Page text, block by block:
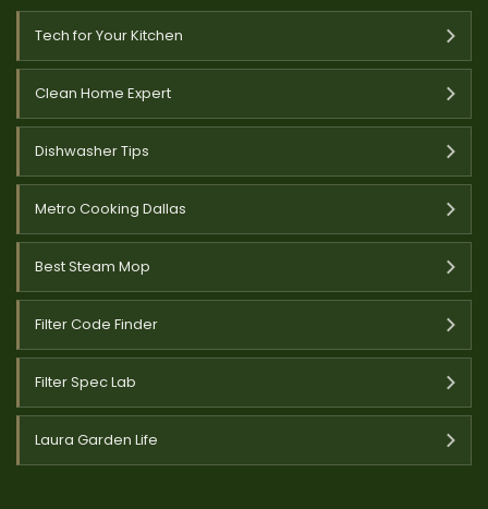
Tech for Your Kitchen
Clean Home Expert
Dishwasher Tips
Metro Cooking Dallas
Best Steam Mop
Filter Code Finder
Filter Spec Lab
Laura Garden Life